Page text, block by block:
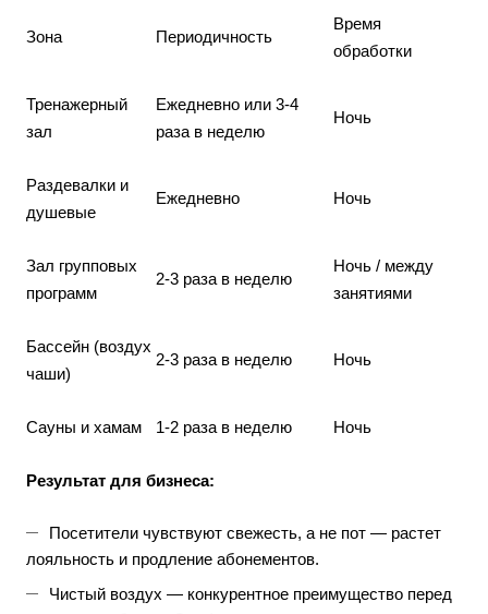
Зона Периодичность
Время
обработки
Тренажерный
зал
Ежедневно или 3-4
раза в неделю
Ночь
Раздевалки и
душевые
Ежедневно Ночь
Зал групповых
программ
2-3 раза в неделю
Ночь / между
занятиями
Бассейн (воздух
чаши)
2-3 раза в неделю Ночь
Сауны и хамам 1-2 раза в неделю Ночь
Результат для бизнеса:
Посетители чувствуют свежесть, а не пот — растет
лояльность и продление абонементов.
Чистый воздух — конкурентное преимущество перед